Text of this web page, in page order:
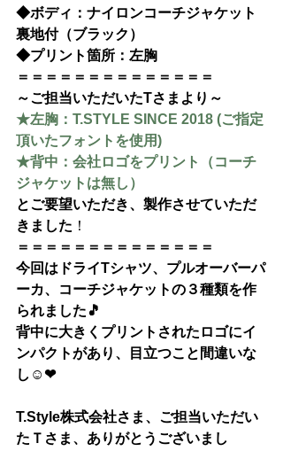
◆ボディ：ナイロンコーチジャケット
裏地付（ブラック）
◆プリント箇所：左胸
＝＝＝＝＝＝＝＝＝＝＝＝＝＝
～ご担当いただいたTさまより～
★左胸：T.STYLE SINCE 2018 (ご指定
頂いたフォントを使用)
★背中：会社ロゴをプリント（コーチ
ジャケットは無し）
とご要望いただき、製作させていただ
きました ！
＝＝＝＝＝＝＝＝＝＝＝＝＝＝
今回は ドライTシャツ、プルオーバーパ
ーカ、コーチジャケットの ３種類を作
られました🎵
背中に大きくプリントされたロゴにイ
ンパクトがあり、目立つこと間違いな
し☺❤
T.Style株式会社さま、 ご担当いただい
たＴさま、ありがとうございまし